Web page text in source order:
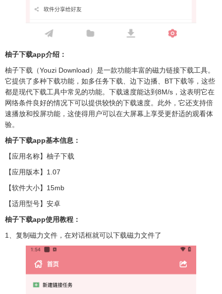
柚子下载app介绍：
柚子下载（Youzi Download）是一款功能丰富的磁力链接下载工具。
它提供了多种下载功能，如多任务下载、边下边播、BT下载等，这些
都是现代下载工具中常见的功能。下载速度能达到8M/s，这表明它在
网络条件良好的情况下可以提供较快的下载速度。此外，它还支持倍
速播放和投屏功能，这使得用户可以在大屏幕上享受更舒适的观看体
验。
柚子下载app基本信息：
【应用名称】柚子下载
【应用版本】1.07
【软件大小】15mb
【适用型号】安卓
柚子下载app使用教程：
1、复制磁力文件，在对话框就可以下载磁力文件了